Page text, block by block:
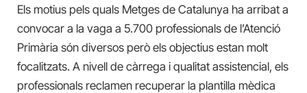
Els motius pels quals Metges de Catalunya ha arribat a
convocar a la vaga a 5.700 professionals de l’Atenció
Primària són diversos però els objectius estan molt
focalitzats. A nivell de càrrega i qualitat assistencial, els
professionals reclamen recuperar la plantilla mèdica